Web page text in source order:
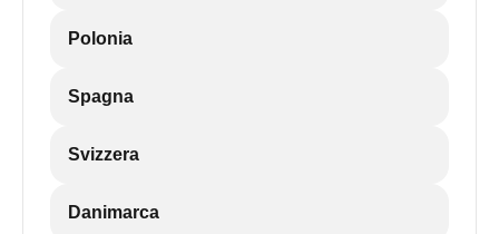
Polonia
Spagna
Svizzera
Danimarca